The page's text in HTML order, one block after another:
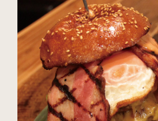
青森市 五所
三沢市 八戸